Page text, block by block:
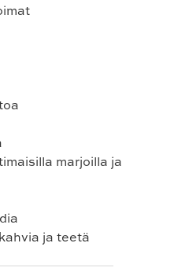
marjoilla ja
ja teetä